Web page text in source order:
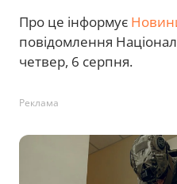
Про це інформує
повідомлення
четвер, 6 серпня.
Реклама